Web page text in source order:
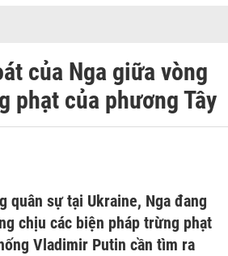
của Nga giữa vòng
phạt của phương Tây
quân sự tại Ukraine, Nga đang
chịu các biện pháp trừng phạt
Vladimir Putin cần tìm ra